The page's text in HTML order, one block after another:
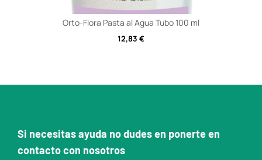
Orto-Flora Pasta al Agua Tubo 100 ml
12,83 €
Si necesitas ayuda no dudes en ponerte en
contacto con nosotros